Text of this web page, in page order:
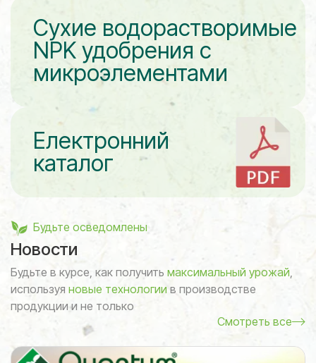
Сухие водорастворимые
NPK удобрения с
микроэлементами
Електронний
каталог
Будьте осведомлены
Новости
Будьте в курсе, как получить максимальный урожай
используя новые технологии в производстве
продукции и не только
Смотреть все